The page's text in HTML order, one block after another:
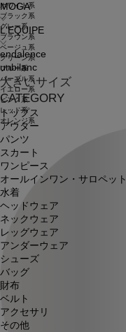
MOGA
L'EQUIPE
endalence
unbilanc
大きいサイズ
CATEGORY
トップス
アウター
パンツ
スカート
ワンピース
オールインワン・サロペット
水着
ヘッドウェア
ネックウェア
レッグウェア
アンダーウェア
シューズ
バッグ
財布
ベルト
アクセサリ
その他
ホワイト系
ブラック系
グレー系
ブラウン系
ベージュ系
グリーン系
ブルー系
パープル系
イエロー系
ピンク系
レッド系
オレンジ系